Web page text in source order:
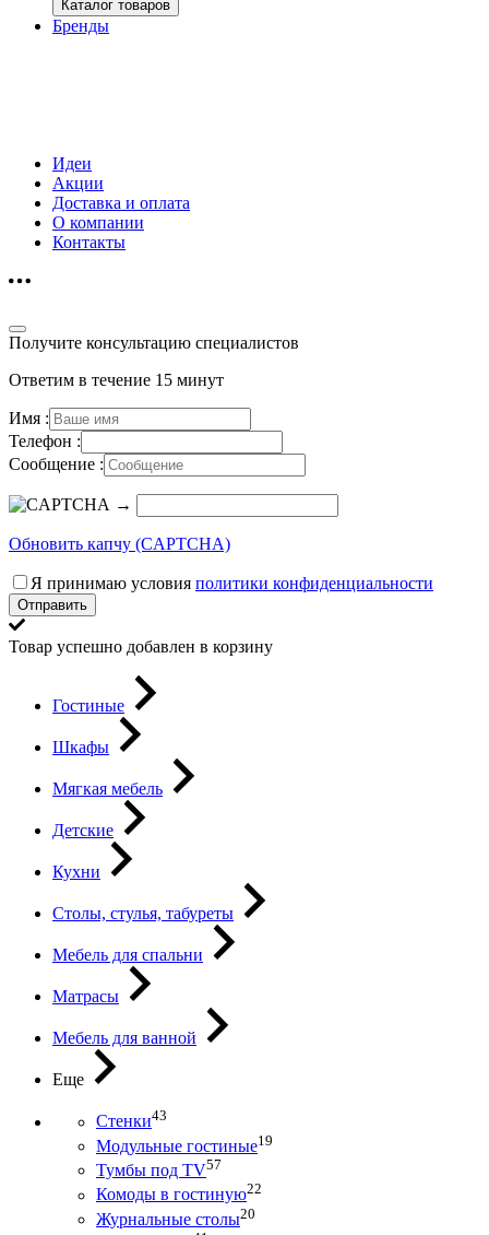
Каталог товаров
Бренды
Идеи
Акции
Доставка и оплата
О компании
Контакты
Получите консультацию специалистов
Ответим в течение 15 минут
Имя :
Телефон :
Сообщение :
→
Обновить капчу (CAPTCHA)
Я принимаю условия политики конфиденциальности
Отправить
Товар успешно добавлен в корзину
Гостиные
Шкафы
Мягкая мебель
Детские
Кухни
Столы, стулья, табуреты
Мебель для спальни
Матрасы
Мебель для ванной
Еще
Стенки43
Модульные гостиные19
Тумбы под ТV57
Комоды в гостиную22
Журнальные столы20